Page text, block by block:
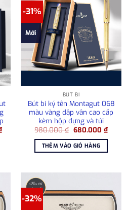
Giá
hiện
1.800.000 ₫.
-31%
Mới
BÚT BI
Bút bi ký tên Montagut 068
màu vàng dập vân cao cấp
kèm hộp đựng và túi
980.000₫ Giá
là:
980.000 ₫.
680.000 ₫Giá
hiện
THÊM VÀO GIỎ HÀNG
-32%